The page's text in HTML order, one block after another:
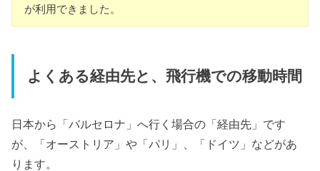
が利用できました。
よくある経由先と、飛行機での移動時間
日本から「バルセロナ」へ行く場合の「経由先」です
が、「オーストリア」や「パリ」、「ドイツ」などがあ
ります。